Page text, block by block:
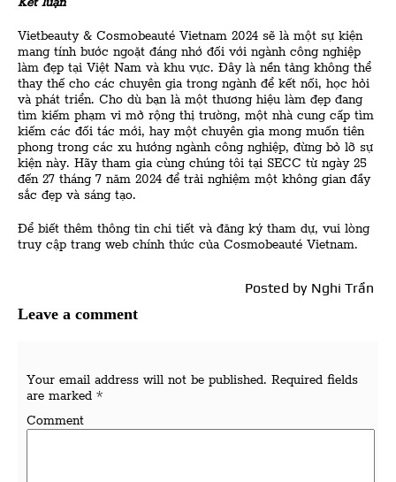
Vietbeauty & Cosmobeauté Vietnam 2024 sẽ là một sự kiện
mang tính bước ngoặt đáng nhớ đối với ngành công nghiệp
làm đẹp tại Việt Nam và khu vực. Đây là nền tảng không thể
thay thế cho các chuyên gia trong ngành để kết nối, học hỏi
và phát triển. Cho dù bạn là một thương hiệu làm đẹp đang
tìm kiếm phạm vi mở rộng thị trường, một nhà cung cấp tìm
kiếm các đối tác mới, hay một chuyên gia mong muốn tiên
phong trong các xu hướng ngành công nghiệp, đừng bỏ lỡ sự
kiện này. Hãy tham gia cùng chúng tôi tại SECC từ ngày 25
đến 27 tháng 7 năm 2024 để trải nghiệm một không gian đầy
sắc đẹp và sáng tạo.
Để biết thêm thông tin chi tiết và đăng ký tham dự, vui lòng
truy cập trang web chính thức của Cosmobeauté Vietnam.
Posted by Nghi Trần
Leave a comment
Your email address will not be published. Required fields
are marked *
Comment